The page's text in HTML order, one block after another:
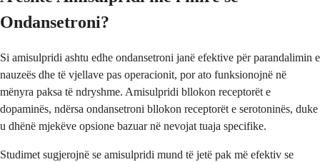
Ondansetroni?
Si amisulpridi ashtu edhe ondansetroni janë efektive për parandalimin e
nauzeës dhe të vjellave pas operacionit, por ato funksionojnë në
mënyra paksa të ndryshme. Amisulpridi bllokon receptorët e
dopaminës, ndërsa ondansetroni bllokon receptorët e serotoninës, duke
u dhënë mjekëve opsione bazuar në nevojat tuaja specifike.
Studimet sugjerojnë se amisulpridi mund të jetë pak më efektiv se